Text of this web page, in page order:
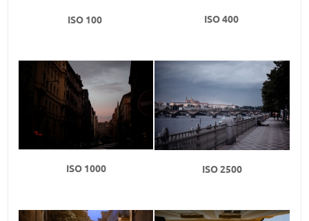
ISO 100 ISO 400
ISO 1000 ISO 2500